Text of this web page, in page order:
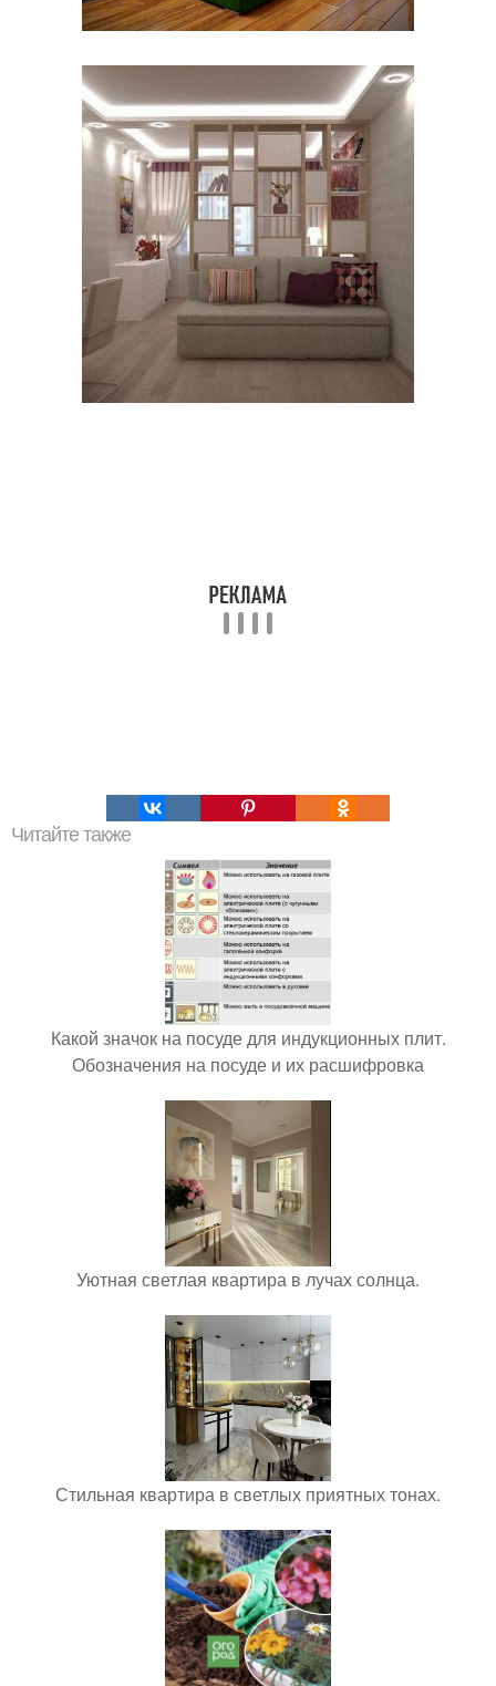
Читайте также
Какой значок на посуде для индукционных плит.
Обозначения на посуде и их расшифровка
Уютная светлая квартира в лучах солнца.
Стильная квартира в светлых приятных тонах.